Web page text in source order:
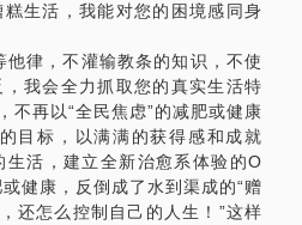
破？
奈脸）
生活，我能对您的困境感同身
他律，不灌输教条的知识，不使
我会全力抓取您的真实生活特
不再以“全民焦虑”的减肥或健康
目标，以满满的获得感和成就
活，建立全新治愈系体验的O
健康，反倒成了水到渠成的“赠
还怎么控制自己的人生！”这样